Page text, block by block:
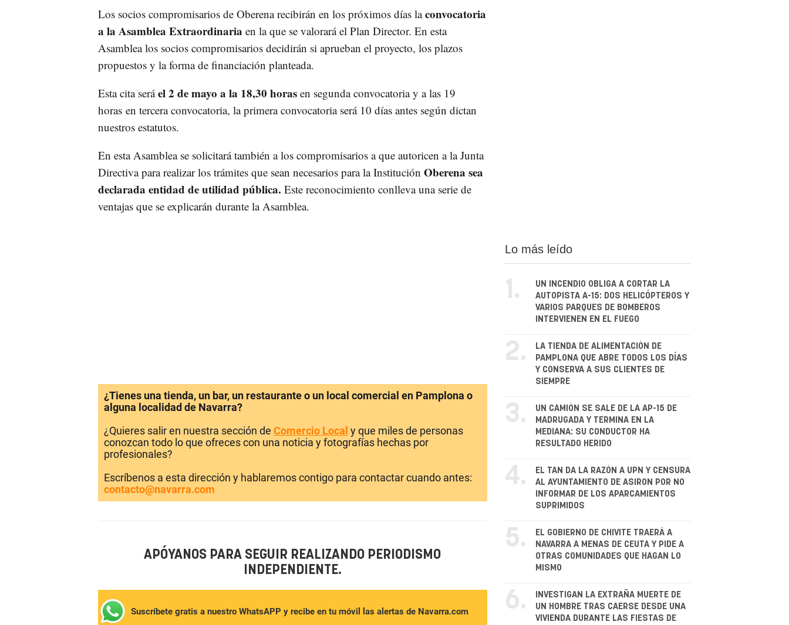
Los socios compromisarios de Oberena recibirán en los próximos días laconvocatoria
a la Asamblea Extraordinaria en la que se valorará el Plan Director. En esta
Asamblea los socios compromisarios decidirán si aprueban el proyecto, los plazos
propuestos y la forma de financiación planteada.
Esta cita seráel 2 de mayo a la 18,30 horasen segunda convocatoria y a las 19
horas en tercera convocatoria, la primera convocatoria será 10 días antes según dictan
nuestros estatutos.
En esta Asamblea se solicitará también a los compromisarios a que autoricen a la Junta
Directiva para realizar los trámites que sean necesarios para la Institución Oberena sea
declarada entidad de utilidad pública. Este reconocimiento conlleva una serie de
ventajas que se explicarán durante la Asamblea.
¿Tienes una tienda, un bar, un restaurante o un local comercial en Pamplona o
alguna localidad de Navarra?
¿Quieres salir en nuestra sección de Comercio Local y que miles de personas
conozcan todo lo que ofreces con una noticia y fotografías hechas por
profesionales?
Escríbenos a esta dirección y hablaremos contigo para contactar cuando antes:
contacto@navarra.com
APÓYANOS PARA SEGUIR REALIZANDO PERIODISMO
INDEPENDIENTE.
Suscríbete gratis a nuestro WhatsAPP y recibe en tu móvil las alertas de Navarra.com
Lo más leído
1.
UN INCENDIO OBLIGA A CORTAR LA
AUTOPISTA A-15: DOS HELICÓPTEROS Y
VARIOS PARQUES DE BOMBEROS
INTERVIENEN EN EL FUEGO
2.
LA TIENDA DE ALIMENTACIÓN DE
PAMPLONA QUE ABRE TODOS LOS DÍAS
Y CONSERVA A SUS CLIENTES DE
SIEMPRE
3.
UN CAMIÓN SE SALE DE LA AP-15 DE
MADRUGADA Y TERMINA EN LA
MEDIANA: SU CONDUCTOR HA
RESULTADO HERIDO
4.
EL TAN DA LA RAZÓN A UPN Y CENSURA
AL AYUNTAMIENTO DE ASIRON POR NO
INFORMAR DE LOS APARCAMIENTOS
SUPRIMIDOS
5.
EL GOBIERNO DE CHIVITE TRAERÁ A
NAVARRA A MENAS DE CEUTA Y PIDE A
OTRAS COMUNIDADES QUE HAGAN LO
MISMO
6.
INVESTIGAN LA EXTRAÑA MUERTE DE
UN HOMBRE TRAS CAERSE DESDE UNA
VIVIENDA DURANTE LAS FIESTAS DE